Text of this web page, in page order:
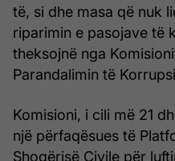
të, si dhe masa që nuk
riparimin e pasojave të
theksojnë nga
Parandalimin të
Komisioni, i cili më 21
një përfaqësues të
Shoqërisë Civile për